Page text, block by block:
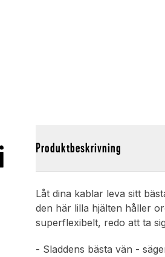
Produktbeskrivning
Låt dina kablar leva sitt
den här lilla hjälten håller
superflexibelt, redo att ta
- Sladdens bästa vän -